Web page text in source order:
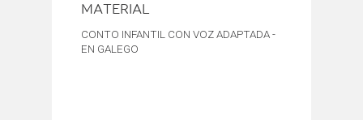
MATERIAL
CONTO INFANTIL CON VOZ ADAPTADA -
EN GALEGO